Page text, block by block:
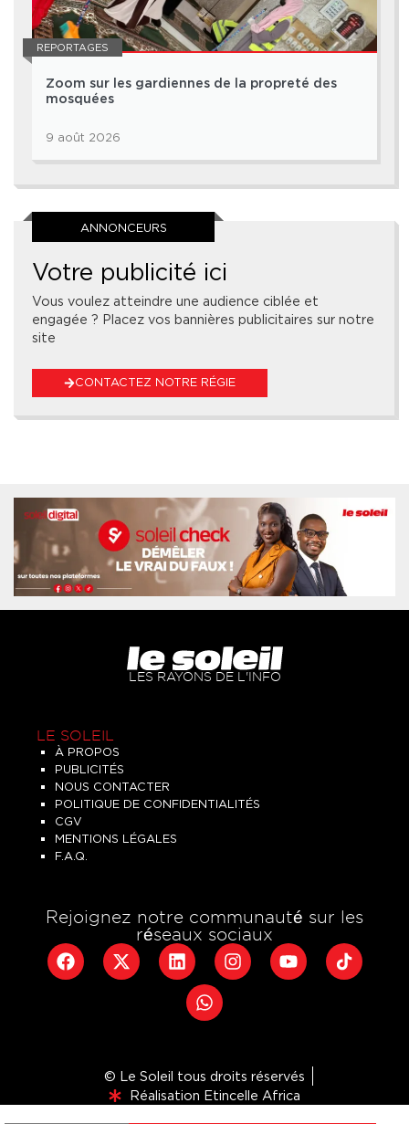
REPORTAGES
Zoom sur les gardiennes de la propreté des
mosquées
9 août 2026
ANNONCEURS
Votre publicité ici
Vous voulez atteindre une audience ciblée et
engagée ? Placez vos bannières publicitaires sur notre
site
CONTACTEZ NOTRE RÉGIE
LES RAYONS DE L'INFO
LE SOLEIL
À PROPOS
PUBLICITÉS
NOUS CONTACTER
POLITIQUE DE CONFIDENTIALITÉS
CGV
MENTIONS LÉGALES
F.A.Q.
Rejoignez notre communauté sur les
réseaux sociaux
© Le Soleil tous droits réservés
Réalisation Etincelle Africa